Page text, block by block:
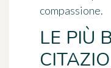
compassione.
LE PIÙ